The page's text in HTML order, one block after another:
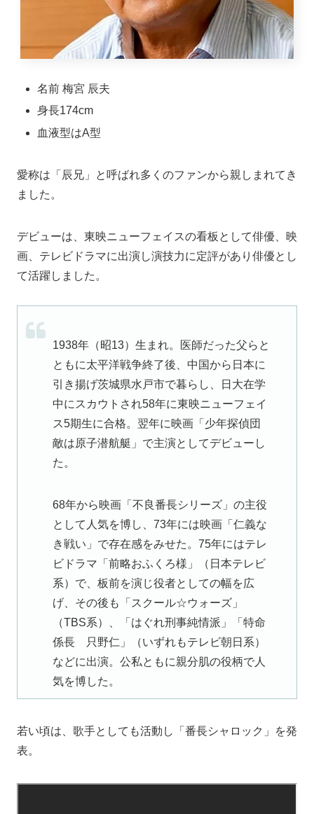
名前 梅宮 辰夫
身長174cm
血液型はA型
愛称は「辰兄」と呼ばれ多くのファンから親しまれてき
ました。
デビューは、東映ニューフェイスの看板として俳優、映
画、テレビドラマに出演し演技力に定評があり俳優とし
て活躍しました。
1938年（昭13）生まれ。医師だった父らと
ともに太平洋戦争終了後、中国から日本に
引き揚げ茨城県水戸市で暮らし、日大在学
中にスカウトされ58年に東映ニューフェイ
ス5期生に合格。翌年に映画「少年探偵団
敵は原子潜航艇」で主演としてデビューし
た。
68年から映画「不良番長シリーズ」の主役
として人気を博し、73年には映画「仁義な
き戦い」で存在感をみせた。75年にはテレ
ビドラマ「前略おふくろ様」（日本テレビ
系）で、板前を演じ役者としての幅を広
げ、その後も「スクール☆ウォーズ」
（TBS系）、「はぐれ刑事純情派」「特命
係長 只野仁」（いずれもテレビ朝日系）
などに出演。公私ともに親分肌の役柄で人
気を博した。
若い頃は、歌手としても活動し「番長シャロック」を発
表。